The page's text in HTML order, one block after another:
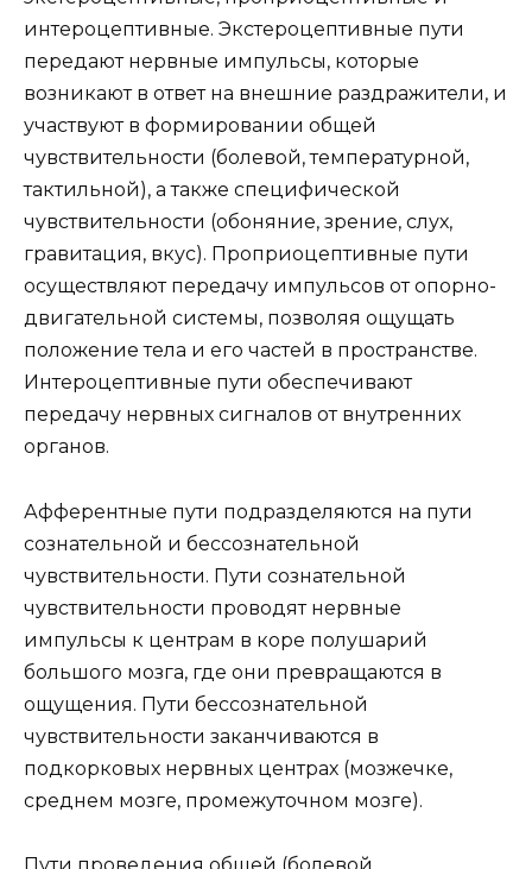
интероцептивные. Экстероцептивные пути
передают нервные импульсы, которые
возникают в ответ на внешние раздражители, и
участвуют в формировании общей
чувствительности (болевой, температурной,
тактильной), а также специфической
чувствительности (обоняние, зрение, слух,
гравитация, вкус). Проприоцептивные пути
осуществляют передачу импульсов от опорно-
двигательной системы, позволяя ощущать
положение тела и его частей в пространстве.
Интероцептивные пути обеспечивают
передачу нервных сигналов от внутренних
органов.
Афферентные пути подразделяются на пути
сознательной и бессознательной
чувствительности. Пути сознательной
чувствительности проводят нервные
импульсы к центрам в коре полушарий
большого мозга, где они превращаются в
ощущения. Пути бессознательной
чувствительности заканчиваются в
подкорковых нервных центрах (мозжечке,
среднем мозге, промежуточном мозге).